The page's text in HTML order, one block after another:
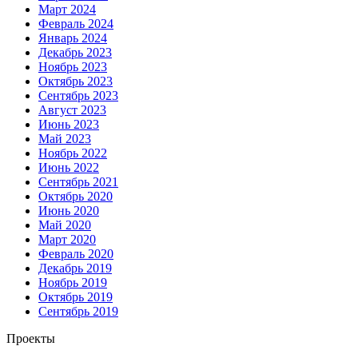
Март 2024
Февраль 2024
Январь 2024
Декабрь 2023
Ноябрь 2023
Октябрь 2023
Сентябрь 2023
Август 2023
Июнь 2023
Май 2023
Ноябрь 2022
Июнь 2022
Сентябрь 2021
Октябрь 2020
Июнь 2020
Май 2020
Март 2020
Февраль 2020
Декабрь 2019
Ноябрь 2019
Октябрь 2019
Сентябрь 2019
Проекты